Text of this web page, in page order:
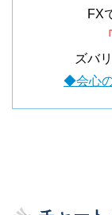
FX
ズバ
◆会心